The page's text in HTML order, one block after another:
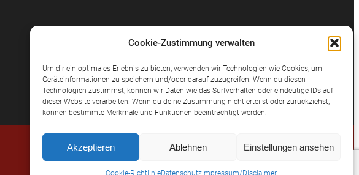
Cookie-Zustimmung verwalten
Um dir ein optimales Erlebnis zu bieten, verwenden wir Technologien wie Cookies, um
Geräteinformationen zu speichern und/oder darauf zuzugreifen. Wenn du diesen
Technologien zustimmst, können wir Daten wie das Surfverhalten oder eindeutige IDs auf
dieser Website verarbeiten. Wenn du deine Zustimmung nicht erteilst oder zurückziehst,
können bestimmte Merkmale und Funktionen beeinträchtigt werden.
Akzeptieren Ablehnen Einstellungen ansehen
Cookie-RichtlinieDatenschutz Impressum/Disclaimer